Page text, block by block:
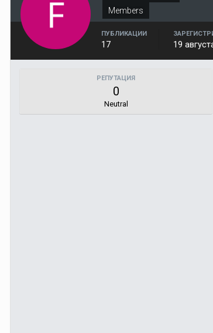
Members
ПУБЛИКАЦИИ
17 19
РЕПУТАЦИЯ
0
Neutral